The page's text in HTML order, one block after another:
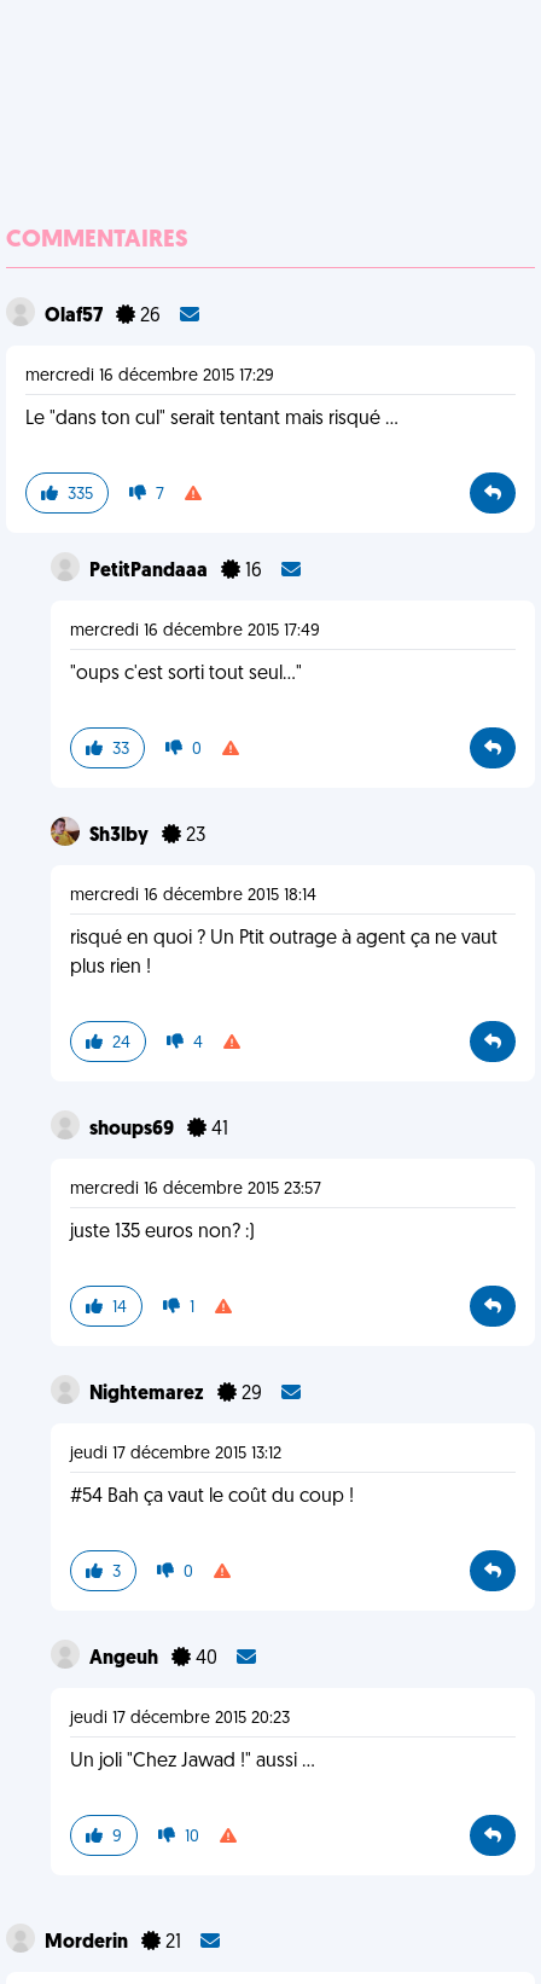
COMMENTAIRES
Olaf57 26
mercredi 16 décembre 2015 17:29
Le "dans ton cul" serait tentant mais risqué ...
335 7
PetitPandaaa 16
mercredi 16 décembre 2015 17:49
"oups c'est sorti tout seul..."
33 0
Sh3lby 23
mercredi 16 décembre 2015 18:14
risqué en quoi ? Un Ptit outrage à agent ça ne vaut
plus rien !
24 4
shoups69 41
mercredi 16 décembre 2015 23:57
juste 135 euros non? :)
14 1
Nightemarez 29
jeudi 17 décembre 2015 13:12
#54 Bah ça vaut le coût du coup !
3 0
Angeuh 40
jeudi 17 décembre 2015 20:23
Un joli "Chez Jawad !" aussi ...
9 10
Morderin 21